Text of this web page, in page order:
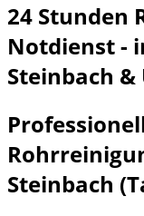
24 Stunden
Notdienst -
Steinbach
Steinbach